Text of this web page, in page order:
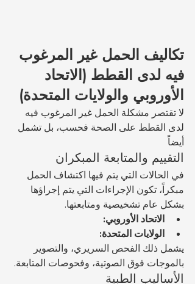
تكاليف الحمل غير المرغوب
فيه لدى القطط (الاتحاد
الأوروبي والولايات المتحدة)
لا تقتصر مشكلة الحمل غير المرغوب فيه
لدى القطط على الصحة فحسب، بل تشمل
أيضاً
التقييم والمتابعة المبكران
في الحالات التي يتم فيها اكتشاف الحمل
مبكراً، تكون الإجراءات التي يتم إجراؤها
بشكل عام تشخيصية ومتابعتها.
الاتحاد الأوروبي:
الولايات المتحدة:
يشمل ذلك الفحص السريري، والتصوير
بالموجات فوق الصوتية، وفحوصات المتابعة.
الأساليب الطبية